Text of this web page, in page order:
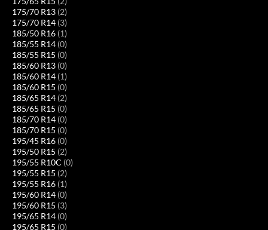
175/70 R13 (2)
175/70 R14 (3)
185/50 R16 (1)
185/55 R14 (0)
185/55 R15 (0)
185/60 R13 (0)
185/60 R14 (1)
185/60 R15 (0)
185/65 R14 (2)
185/65 R15 (0)
185/70 R14 (0)
185/70 R15 (0)
195/45 R16 (0)
195/50 R15 (2)
195/55 R10C (0)
195/55 R15 (2)
195/55 R16 (1)
195/60 R14 (0)
195/60 R15 (3)
195/65 R14 (0)
195/65 R15 (0)